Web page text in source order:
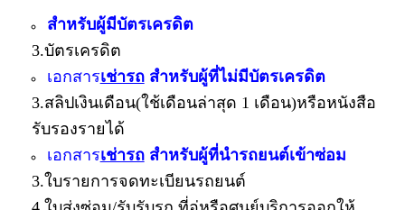
สำหรับผู้มีบัตรเครดิต
3.บัตรเครดิต
เอกสารเช่ารถสำหรับผู้ที่ไม่มีบัตรเครดิต
3.สลิปเงินเดือน(ใช้เดือนล่าสุด 1 เดือน)หรือหนังสือ
รับรองรายได้
เอกสารเช่ารถสำหรับผู้ที่นำรถยนต์เข้าซ่อม
3.ใบรายการจดทะเบียนรถยนต์